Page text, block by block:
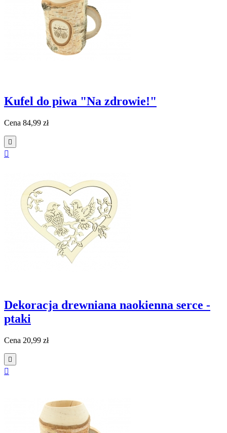
Kufel do piwa "Na zdrowie!"
Cena 84,99 zł


Dekoracja drewniana naokienna serce -
ptaki
Cena 20,99 zł

